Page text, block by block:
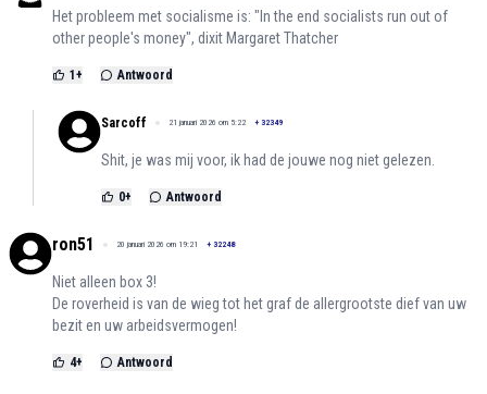
Het probleem met socialisme is: "In the end socialists run out of
other people's money", dixit Margaret Thatcher
1 + Antwoord
Sarcoff 21 januari 2026 om 5:22 + 32349
Shit, je was mij voor, ik had de jouwe nog niet gelezen.
0+ Antwoord
ron51 20 januari 2026 om 19:21 + 32248
Niet alleen box 3!
De roverheid is van de wieg tot het graf de allergrootste dief van uw
bezit en uw arbeidsvermogen!
4+ Antwoord